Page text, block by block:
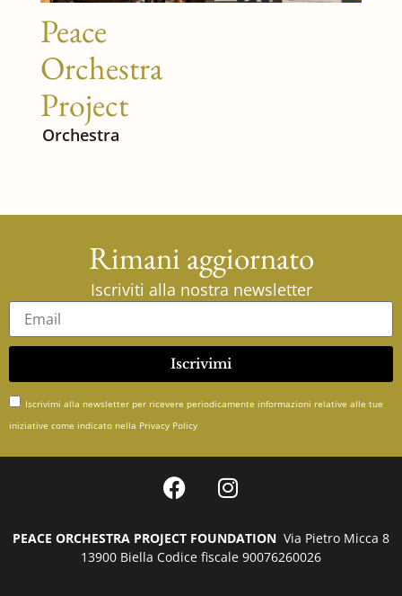
Peace
Orchestra
Project
Orchestra
Rimani aggiornato
Iscriviti alla nostra newsletter
Iscrivimi alla newsletter per ricevere periodicamente informazioni relative alle tue
iniziative come indicato nella Privacy Policy
Iscrivimi
PEACE ORCHESTRA PROJECT FOUNDATION Via Pietro Micca 8
13900 Biella Codice fiscale 90076260026